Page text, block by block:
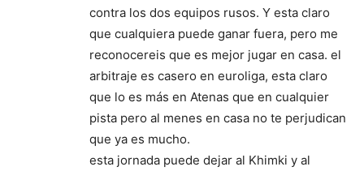
contra los dos equipos rusos. Y esta claro
que cualquiera puede ganar fuera, pero me
reconocereis que es mejor jugar en casa. el
arbitraje es casero en euroliga, esta claro
que lo es más en Atenas que en cualquier
pista pero al menes en casa no te perjudican
que ya es mucho.
esta jornada puede dejar al Khimki y al